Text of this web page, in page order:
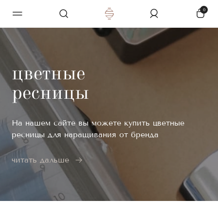
0
цветные
ресницы
На нашем сайте вы можете купить цветные
ресницы для наращивания от бренда
E’Chelle. Потрясающе яркая серия COLOR
порадует вас разнообразием оттенков и
поможет создать уникальный образ для
фотосессии или на особый случай.
Виды цветных ресниц
читать дальше